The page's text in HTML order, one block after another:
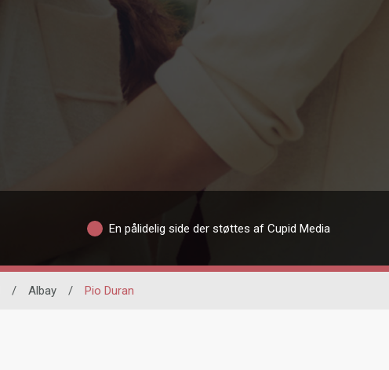
En pålidelig side der støttes af Cupid Media
/ Albay / Pio Duran